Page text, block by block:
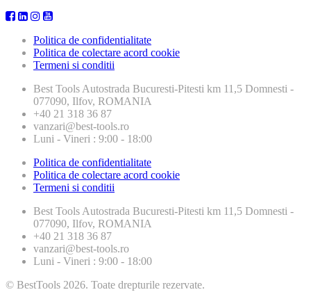
Politica de confidentialitate
Politica de colectare acord cookie
Termeni si conditii
Best Tools Autostrada Bucuresti-Pitesti km 11,5 Domnesti -
077090, Ilfov, ROMANIA
+40 21 318 36 87
vanzari@best-tools.ro
Luni - Vineri : 9:00 - 18:00
Politica de confidentialitate
Politica de colectare acord cookie
Termeni si conditii
Best Tools Autostrada Bucuresti-Pitesti km 11,5 Domnesti -
077090, Ilfov, ROMANIA
+40 21 318 36 87
vanzari@best-tools.ro
Luni - Vineri : 9:00 - 18:00
© BestTools 2026. Toate drepturile rezervate.